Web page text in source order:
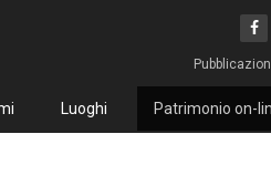
Luoghi Patrimonio on-